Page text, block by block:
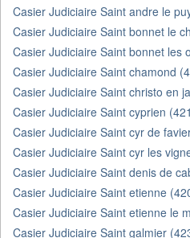
Casier Judiciaire Saint andre le
Casier Judiciaire Saint bonnet le
Casier Judiciaire Saint bonnet les
Casier Judiciaire Saint chamond
Casier Judiciaire Saint christo en
Casier Judiciaire Saint cyprien
Casier Judiciaire Saint cyr de
Casier Judiciaire Saint cyr les
Casier Judiciaire Saint denis de
Casier Judiciaire Saint etienne
Casier Judiciaire Saint etienne le
Casier Judiciaire Saint galmier